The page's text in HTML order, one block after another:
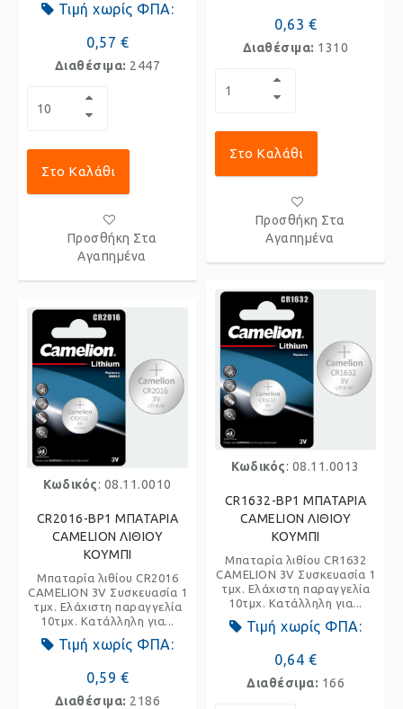
Τιμή χωρίς ΦΠΑ:
0,57 €
Διαθέσιμα: 2447
Στο Καλάθι
Προσθήκη Στα
Αγαπημένα
Κωδικός: 08.11.0010
CR2016-BP1 ΜΠΑΤΑΡΙΑ
CAMELION ΛΙΘΙΟΥ
ΚΟΥΜΠΙ
Μπαταρία λιθίου CR2016
CAMELION 3V Συσκευασία 1
τμχ. Ελάχιστη παραγγελία
10τμχ. Κατάλληλη για...
Τιμή χωρίς ΦΠΑ:
0,59 €
Διαθέσιμα: 2186
0,63 €
Διαθέσιμα: 1310
Στο Καλάθι
Προσθήκη Στα
Αγαπημένα
Κωδικός: 08.11.0013
CR1632-BP1 ΜΠΑΤΑΡΙΑ
CAMELION ΛΙΘΙΟΥ
ΚΟΥΜΠΙ
Μπαταρία λιθίου CR1632
CAMELION 3V Συσκευασία 1
τμχ. Ελάχιστη παραγγελία
10τμχ. Κατάλληλη για...
Τιμή χωρίς ΦΠΑ:
0,64 €
Διαθέσιμα: 166